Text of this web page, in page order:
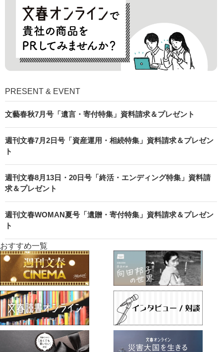
PRESENT & EVENT
文藝春秋7月号「遺言・寄付特集」資料請求＆プレゼント
週刊文春7月2日号「資産運用・相続特集」資料請求＆プレゼン
ト
週刊文春8月13日・20日号「終活・エンディング特集」資料請
求＆プレゼント
週刊文春WOMAN夏号「遺贈・寄付特集」資料請求＆プレゼン
ト
おすすめ一覧